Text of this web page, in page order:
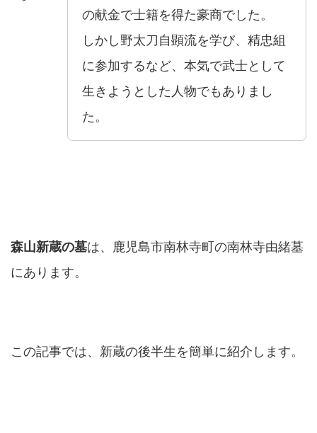
の献金で士籍を得た豪商でした。
しかし野太刀自顕流を学び、精忠組
に参加するなど、本気で武士として
生きようとした人物でもありまし
た。
森山新蔵の墓は、鹿児島市南林寺町の南林寺由緒墓
にあります。
この記事では、新蔵の後半生を簡単に紹介します。